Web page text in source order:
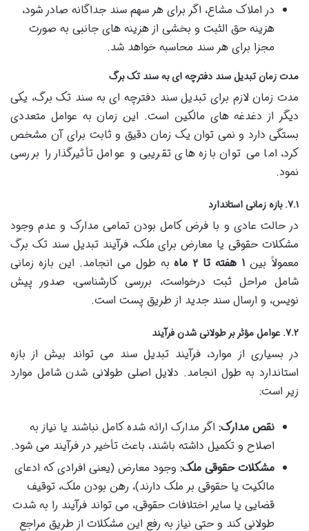
در املاک مشاع، اگر برای هر سهم سند جداگانه صادر شود،
هزینه حق الثبت و بخشی از هزینه های جانبی به صورت
مجزا برای هر سند محاسبه خواهد شد.
مدت زمان تبدیل سند دفترچه ای به سند تک برگ
مدت زمان لازم برای تبدیل سند دفترچه ای به سند تک برگ، یکی
دیگر از دغدغه های مالکین است. این زمان به عوامل متعددی
بستگی دارد و نمی توان یک زمان دقیق و ثابت برای آن مشخص
کرد، اما می توان بازه های تقریبی و عوامل تأثیرگذار را بررسی
نمود.
۷.۱. بازه زمانی استاندارد
در حالت عادی و با فرض کامل بودن تمامی مدارک و عدم وجود
مشکلات حقوقی یا معارض برای ملک، فرآیند تبدیل سند تک برگ
معمولاً بین ۱ هفته تا ۲ ماه
به طول می انجامد. این بازه زمانی
شامل مراحل ثبت درخواست، بررسی کارشناسی، صدور پیش
نویس، و ارسال سند جدید از طریق پست است.
۷.۲. عوامل مؤثر بر طولانی شدن فرآیند
در بسیاری از موارد، فرآیند تبدیل سند می تواند بیش از بازه
استاندارد به طول انجامد. دلایل اصلی طولانی شدن شامل موارد
زیر است:
نقص مدارک: اگر مدارک ارائه شده کامل نباشند یا نیاز به
اصلاح و تکمیل داشته باشند، باعث تأخیر در فرآیند می شود.
مشکلات حقوقی ملک: وجود معارض (یعنی افرادی که ادعای
مالکیت یا حقوقی بر ملک دارند)، رهن بودن ملک، توقیف
قضایی یا سایر اختلافات حقوقی، می تواند فرآیند را به شدت
طولانی کند و حتی نیاز به رفع این مشکلات از طریق مراجع